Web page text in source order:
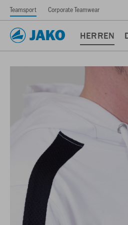
Teamsport Corporate Teamwear
HERREN